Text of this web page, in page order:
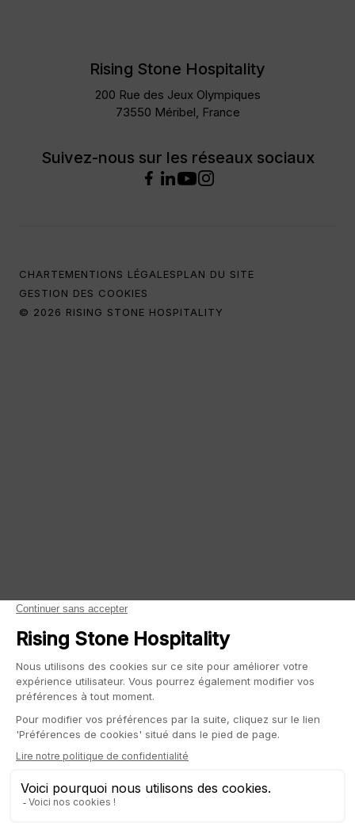
Rising Stone Hospitality
200 Rue des Jeux Olympiques
73550 Méribel, France
Suivez-nous sur les réseaux sociaux
© 2026 RISING STONE HOSPITALITY
CHARTEMENTIONS LÉGALESPLAN DU SITE
GESTION DES COOKIES